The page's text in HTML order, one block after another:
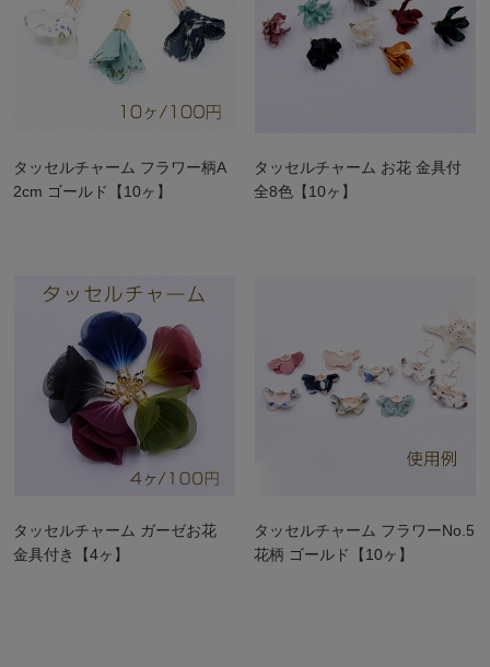
タッセルチャーム フラワー柄A
2cm ゴールド【10ヶ】
タッセルチャーム お花 金具付
全8色【10ヶ】
タッセルチャーム ガーゼお花
金具付き【4ヶ】
タッセルチャーム フラワーNo.5
花柄 ゴールド【10ヶ】